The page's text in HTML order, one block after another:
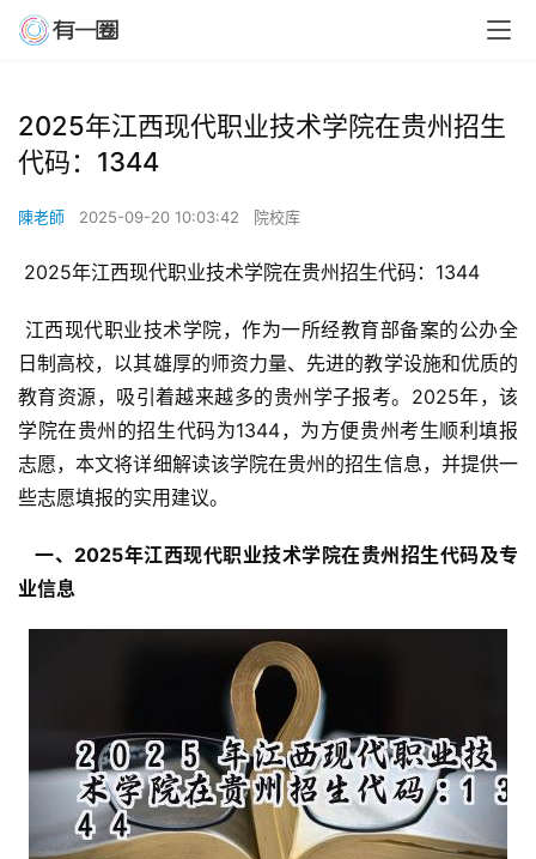
2025年江西现代职业技术学院在贵州招生
代码：1344
陳老師 2025-09-20 10:03:42 院校库
2025年江西现代职业技术学院在贵州招生代码：1344
日制高校，以其雄厚的师资力量、先进的教学设施和优质的
教育资源，吸引着越来越多的贵州学子报考。2025年，该
学院在贵州的招生代码为1344，为方便贵州考生顺利填报
志愿，本文将详细解读该学院在贵州的招生信息，并提供一
些志愿填报的实用建议。
  一、2025年江西现代职业技术学院在贵州招生代码及专
业信息